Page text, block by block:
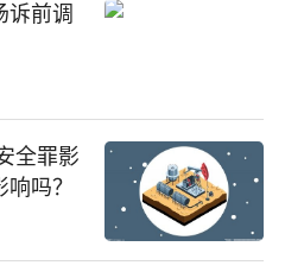
诉前调
全罪影
吗？